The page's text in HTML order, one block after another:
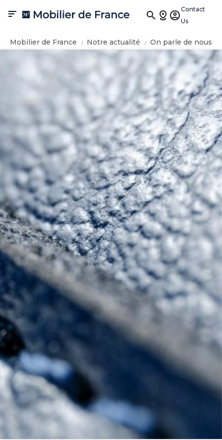

Contact
Us
Mobilier de France Notre actualité
On parle de nous
ECLIPSE vu dans Art&Décoration - Mars 2019